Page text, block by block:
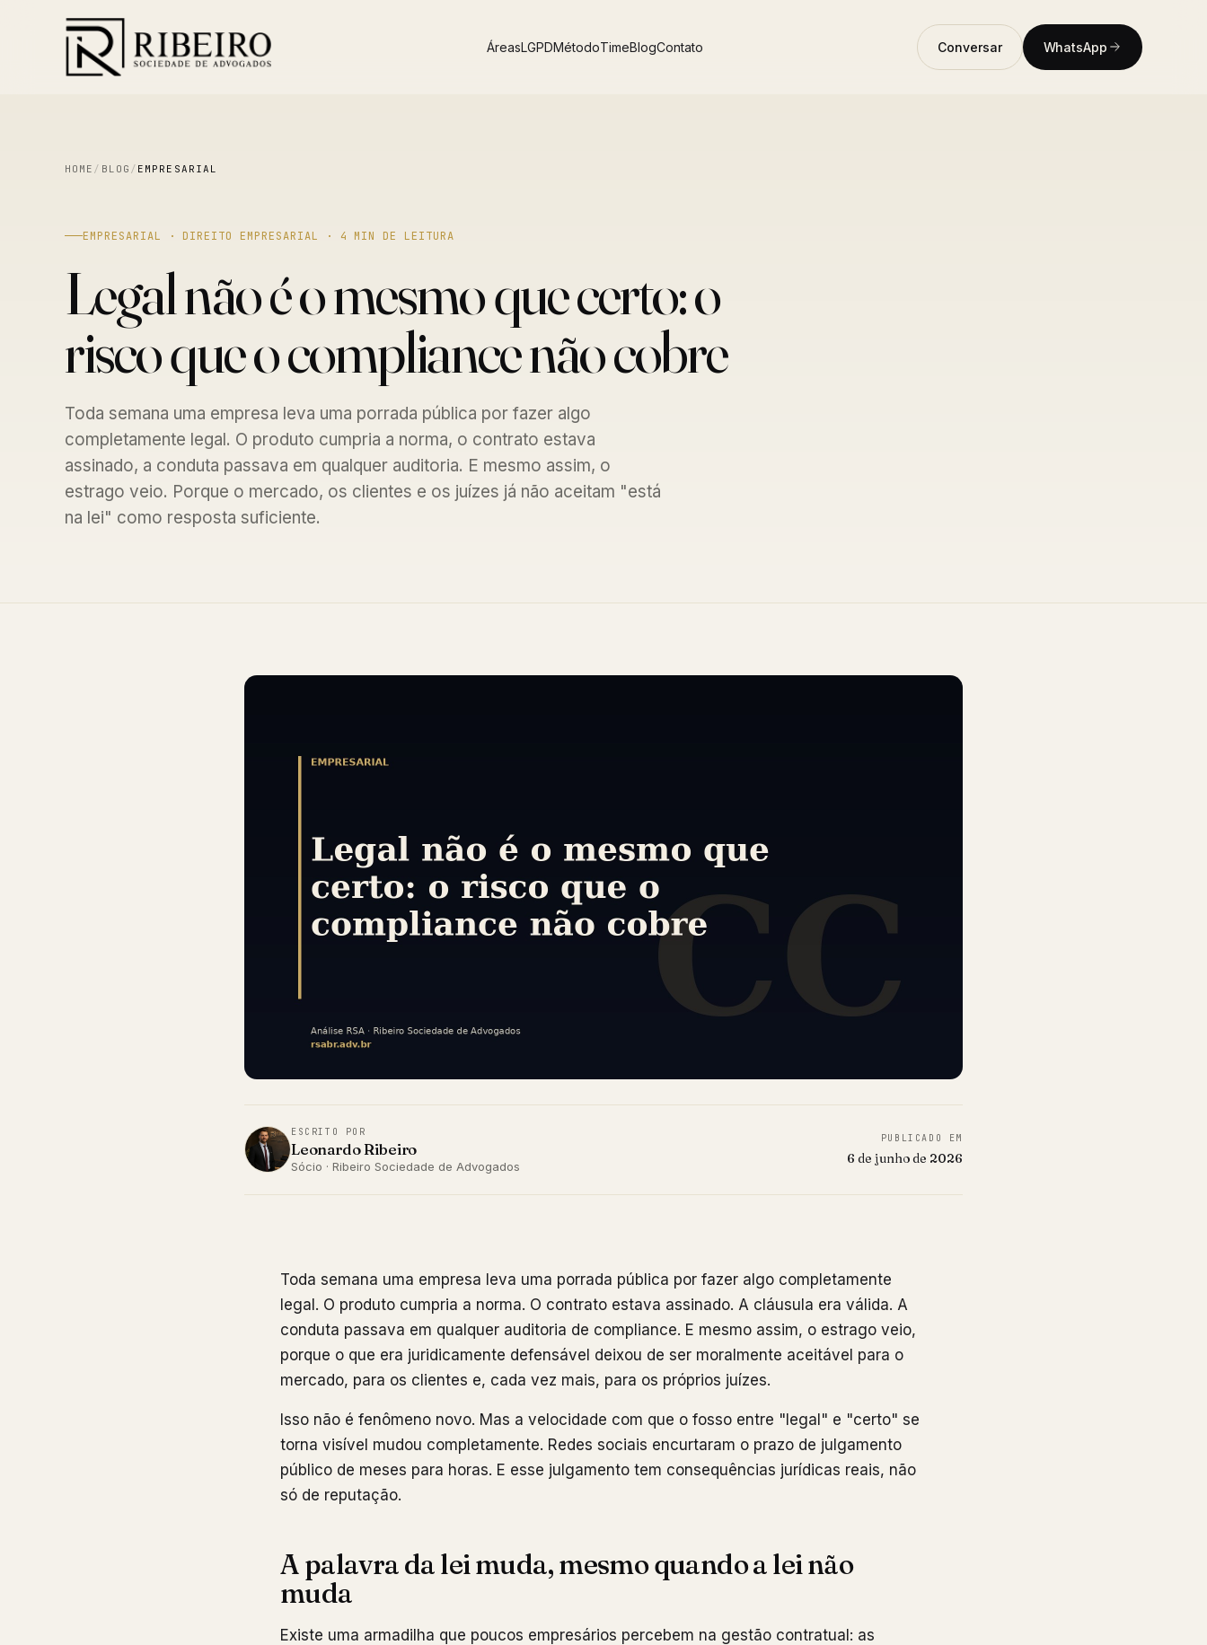
ÁreasLGPDMétodoTimeBlogContato Conversar WhatsApp
HOME / BLOG / EMPRESARIAL
EMPRESARIAL · DIREITO EMPRESARIAL · 4 MIN DE LEITURA
Legal não é o mesmo que certo: o
risco que o compliance não cobre
Toda semana uma empresa leva uma porrada pública por fazer algo
completamente legal. O produto cumpria a norma, o contrato estava
assinado, a conduta passava em qualquer auditoria. E mesmo assim, o
estrago veio. Porque o mercado, os clientes e os juízes já não aceitam "está
na lei" como resposta suficiente.
ESCRITO POR
Leonardo Ribeiro
Sócio · Ribeiro Sociedade de Advogados
PUBLICADO EM
6 de junho de 2026
Toda semana uma empresa leva uma porrada pública por fazer algo completamente
legal. O produto cumpria a norma. O contrato estava assinado. A cláusula era válida. A
conduta passava em qualquer auditoria de compliance. E mesmo assim, o estrago veio,
porque o que era juridicamente defensável deixou de ser moralmente aceitável para o
mercado, para os clientes e, cada vez mais, para os próprios juízes.
Isso não é fenômeno novo. Mas a velocidade com que o fosso entre "legal" e "certo" se
torna visível mudou completamente. Redes sociais encurtaram o prazo de julgamento
público de meses para horas. E esse julgamento tem consequências jurídicas reais, não
só de reputação.
A palavra da lei muda, mesmo quando a lei não
muda
Existe uma armadilha que poucos empresários percebem na gestão contratual: as